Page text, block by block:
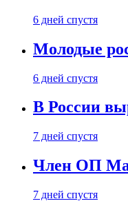
6 дней спустя
Молодые
6 дней спустя
В России
7 дней спустя
Член ОП
7 дней спустя